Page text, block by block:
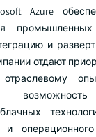
Azure
и
отдают
и